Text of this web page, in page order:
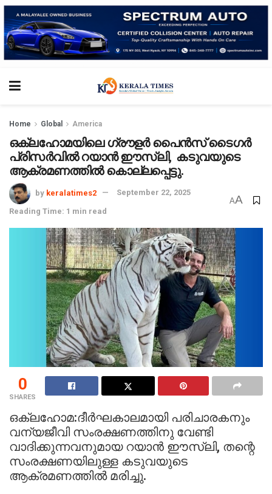
Home Global America
ഒക്ലഹോമയിലെ ഗ്രൗളർ പൈൻസ് ടൈഗർ
പ്രിസർവിൽ റയാൻ ഈസ്ലി, കടുവയുടെ
ആക്രമണത്തിൽ കൊല്ലപ്പെട്ടു.
by keralatimes2 September 22, 2025
Reading Time: 1 min read
AA
0
SHARES
ഒക്ലഹോമ:ദീർഘകാലമായി പരിചാരകനും
വന്യജീവി സംരക്ഷണത്തിനു വേണ്ടി
വാദിക്കുന്നവനുമായ റയാൻ ഈസ്ലി, തന്റെ
സംരക്ഷണയിലുള്ള കടുവയുടെ
ആക്രമണത്തിൽ മരിച്ചു.